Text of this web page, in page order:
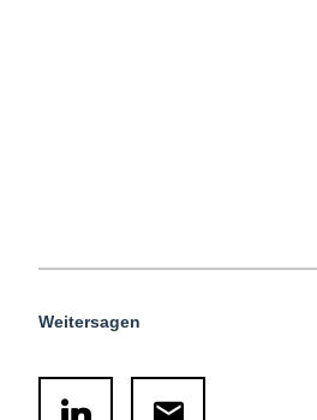
Weitersagen